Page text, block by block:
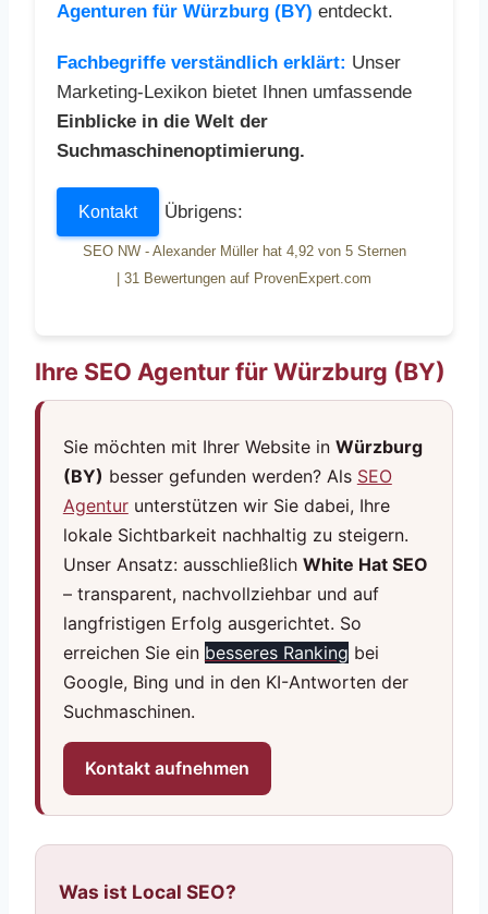
Agenturen für Würzburg (BY) entdeckt.
Fachbegriffe verständlich erklärt: Unser
Marketing-Lexikon bietet Ihnen umfassende
Einblicke in die Welt der
Suchmaschinenoptimierung.
Kontakt Übrigens:
SEO NW - Alexander Müller hat 4,92von 5Sternen
31 Bewertungen auf ProvenExpert.com
Ihre SEO Agentur für Würzburg (BY)
Sie möchten mit Ihrer Website in Würzburg
(BY) besser gefunden werden? Als SEO
Agenturunterstützen wir Sie dabei, Ihre
lokale Sichtbarkeit nachhaltig zu steigern.
Unser Ansatz: ausschließlich White Hat SEO
– transparent, nachvollziehbar und auf
langfristigen Erfolg ausgerichtet. So
erreichen Sie ein besseres Ranking bei
Google, Bing und in den KI-Antworten der
Suchmaschinen.
Kontakt aufnehmen
Was ist Local SEO?